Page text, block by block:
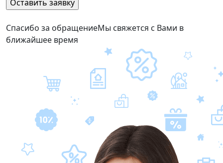
Спасибо за обращениеМы свяжется с Вами в
ближайшее время